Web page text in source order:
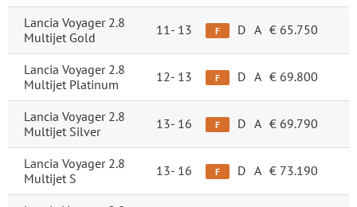
Lancia Voyager 2.8
Multijet Gold
11- 13 F D A € 65.750
Lancia Voyager 2.8
Multijet Platinum
12- 13 F D A € 69.800
Lancia Voyager 2.8
Multijet Silver
13- 16 F D A € 69.790
Lancia Voyager 2.8
Multijet S
13- 16 F D A € 73.190